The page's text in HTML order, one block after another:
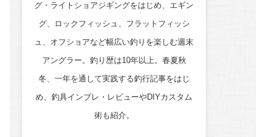
グ・ライトショアジギングをはじめ、エギン
グ、ロックフィッシュ、フラットフィッシ
ュ、オフショアなど幅広い釣りを楽しむ週末
アングラー。釣り歴は10年以上。春夏秋
冬、一年を通して実践する釣行記事をはじ
め、釣具インプレ・レビューやDIYカスタム
術も紹介。